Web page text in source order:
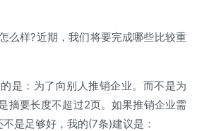
么样?近期，我们将要完成哪些比较重
是：为了向别人推销企业。而不是为
摘要长度不超过2页。如果推销企业需
是足够好，我的(7条)建议是：